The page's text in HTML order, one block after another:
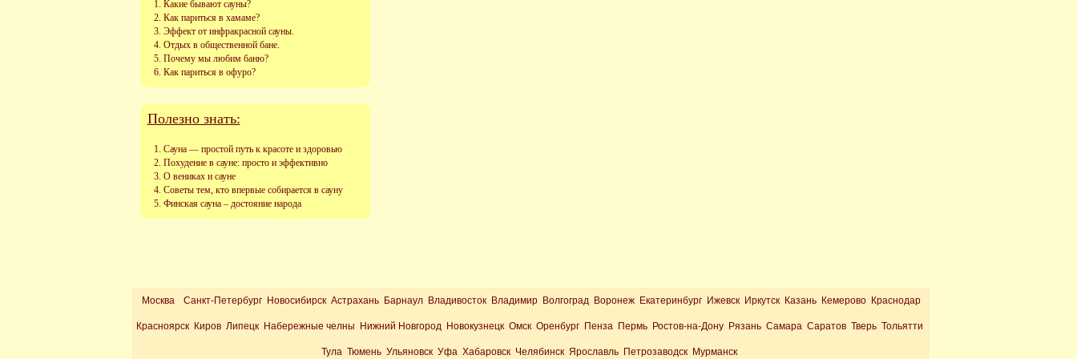
Какие бывают сауны?
Как париться в хамаме?
Эффект от инфракрасной сауны.
Отдых в общественной бане.
Почему мы любим баню?
Как париться в офуро?
Полезно знать:
Сауна — простой путь к красоте и здоровью
Похудение в сауне: просто и эффективно
О вениках и сауне
Советы тем, кто впервые собирается в сауну
Финская сауна – достояние народа
Москва Санкт-Петербург Новосибирск Астрахань Барнаул Владивосток Владимир Волгоград Воронеж Екатеринбург Ижевск Иркутск Казань Кемерово Краснодар
Красноярск Киров Липецк Набережные челны Нижний Новгород Новокузнецк Омск Оренбург Пенза Пермь Ростов-на-Дону Рязань Самара Саратов Тверь Тольятти
Тула Тюмень Ульяновск Уфа Хабаровск Челябинск Ярославль Петрозаводск Мурманск